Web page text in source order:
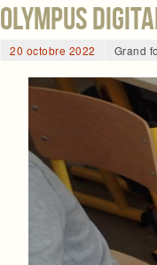
OLYMPUS
20 octobre 2022 Grand